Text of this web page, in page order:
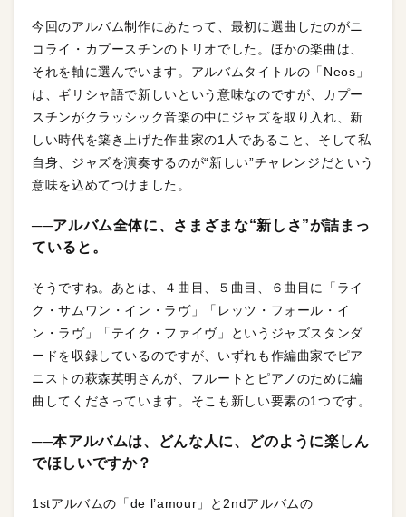
今回のアルバム制作にあたって、最初に選曲したのがニ
コライ・カプースチンのトリオでした。ほかの楽曲は、
それを軸に選んでいます。アルバムタイトルの「Neos」
は、ギリシャ語で新しいという意味なのですが、カプー
スチンがクラッシック音楽の中にジャズを取り入れ、新
しい時代を築き上げた作曲家の1人であること、そして私
自身、ジャズを演奏するのが“新しい”チャレンジだという
意味を込めてつけました。
──アルバム全体に、さまざまな“新しさ”が詰まっ
ていると。
そうですね。あとは、４曲目、５曲目、６曲目に「ライ
ク・サムワン・イン・ラヴ」「レッツ・フォール・イ
ン・ラヴ」「テイク・ファイヴ」というジャズスタンダ
ードを収録しているのですが、いずれも作編曲家でピア
ニストの萩森英明さんが、フルートとピアノのために編
曲してくださっています。そこも新しい要素の1つです。
──本アルバムは、どんな人に、どのように楽しん
でほしいですか？
1stアルバムの「de l’amour」と2ndアルバムの